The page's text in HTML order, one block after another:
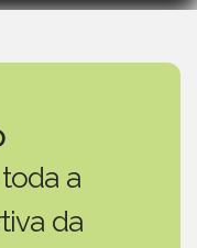
a
da